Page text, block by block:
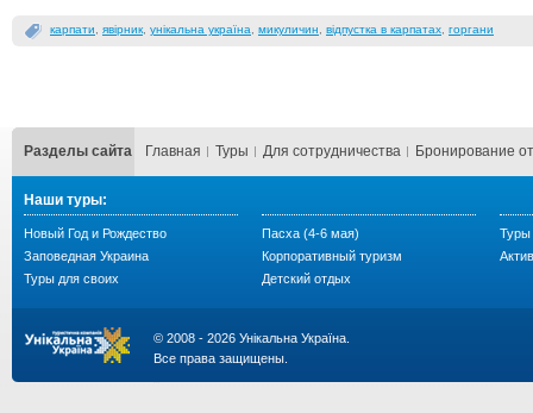
карпати явірник унікальна україна микуличин відпустка в карпатах горгани
Разделы сайта Главная Туры Для сотрудничества Бронирование
Наши туры:
Новый Год и Рождество
Заповедная Украина
Туры для своих
Пасха (4-6 мая)
Корпоративный туризм
Детский отдых
Туры
© 2008 - 2026 Унікальна Україна.
Все права защищены.